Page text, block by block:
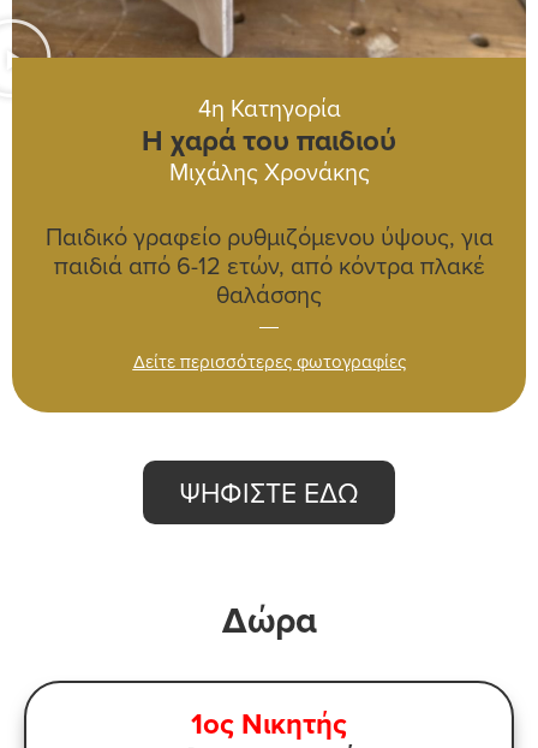
4η Κατηγορία
Η χαρά του παιδιού
Μιχάλης Χρονάκης
Παιδικό γραφείο ρυθμιζόμενου ύψους, για
παιδιά από 6-12 ετών, από κόντρα πλακέ
θαλάσσης
Δείτε περισσότερες φωτογραφίες
ΨΗΦΙΣΤΕ ΕΔΩ
Δώρα
1ος Νικητής